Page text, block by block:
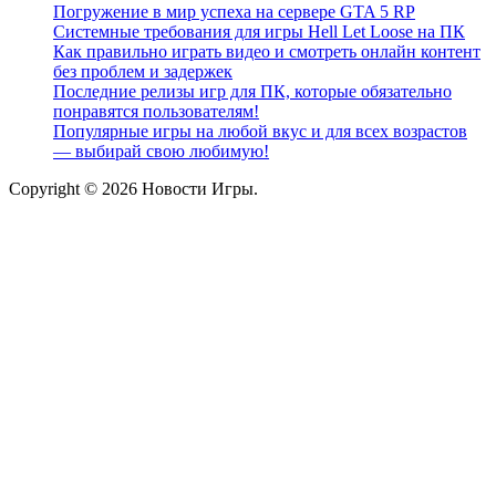
Погружение в мир успеха на сервере GTA 5 RP
Системные требования для игры Hell Let Loose на ПК
Как правильно играть видео и смотреть онлайн контент
без проблем и задержек
Последние релизы игр для ПК, которые обязательно
понравятся пользователям!
Популярные игры на любой вкус и для всех возрастов
— выбирай свою любимую!
Copyright © 2026 Новости Игры.